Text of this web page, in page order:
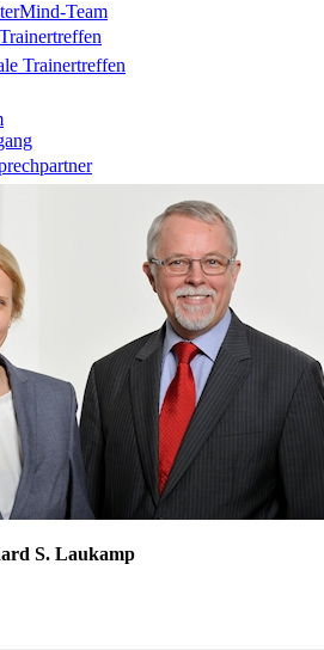
Team
Trainertreffen
S. Laukamp